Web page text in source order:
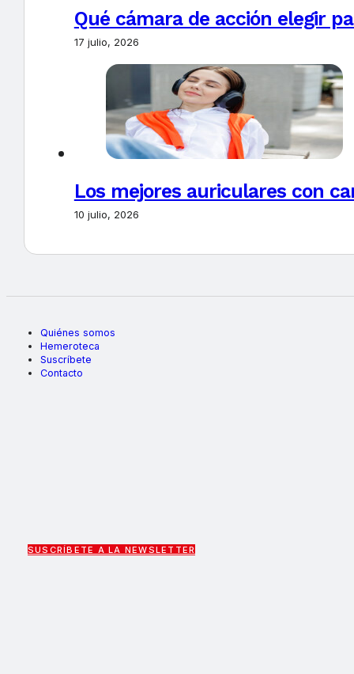
Qué cámara de acción elegir
17 julio, 2026
Los mejores auriculares con
10 julio, 2026
Quiénes somos
Hemeroteca
Suscríbete
Contacto
SUSCRÍBETE A LA NEWSLETTER